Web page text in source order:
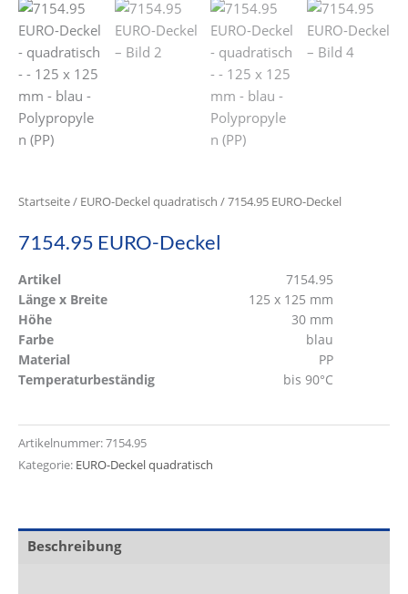
Startseite/ EURO-Deckel quadratisch / 7154.95 EURO-Deckel
7154.95 EURO-Deckel
Artikel
7154.95
Länge x Breite
125 x 125 mm
Höhe
30 mm
Farbe
blau
Material
PP
Temperaturbeständig
bis 90°C
Artikelnummer:7154.95
Kategorie: EURO-Deckel quadratisch
Beschreibung